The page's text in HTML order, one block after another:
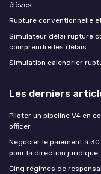
élèves
Rupture conventionnelle
Simulateur délai rupture
comprendre les délais
Simulation calendrier
Les derniers
Piloter un pipeline V4 en
officer
Négocier le paiement à
pour la direction juridique
Cinq régimes de